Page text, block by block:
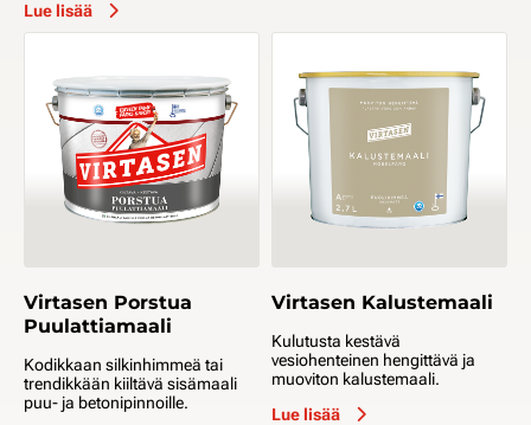
Lue lisää
Virtasen Porstua
Puulattiamaali
Kodikkaan silkinhimmeä tai
trendikkään kiiltävä sisämaali
puu- ja betonipinnoille.
Virtasen Kalustemaali
Kulutusta kestävä
vesiohenteinen hengittävä ja
muoviton kalustemaali.
Lue lisää